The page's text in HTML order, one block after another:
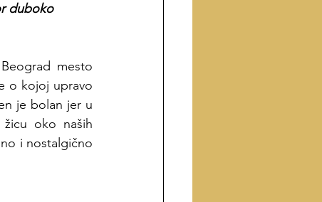
duboko
mesto
o kojoj upravo
je bolan jer u
oko naših
i nostalgično